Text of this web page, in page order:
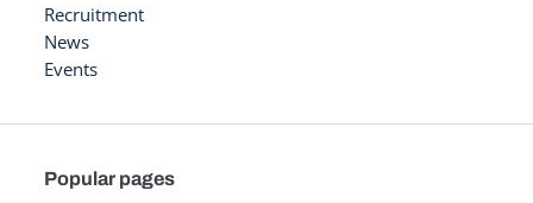
Recruitment
News
Events
Popular pages